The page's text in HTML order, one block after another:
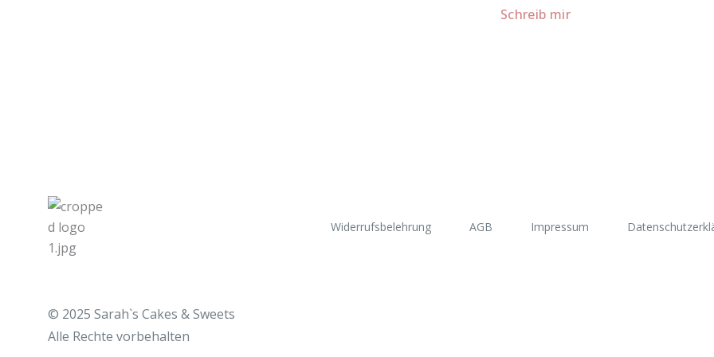
Schreib mir
Widerrufsbelehrung AGB Impressum
© 2025 Sarah`s Cakes & Sweets
Alle Rechte vorbehalten